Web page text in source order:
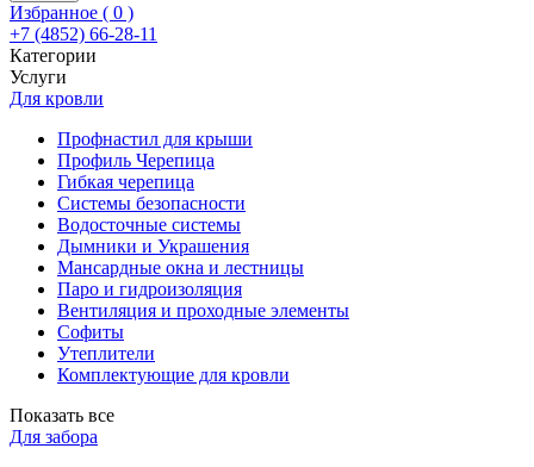
Избранное ( 0 )
+7 (4852) 66-28-11
Категории
Услуги
Для кровли
Профнастил для крыши
Профиль Черепица
Гибкая черепица
Системы безопасности
Водосточные системы
Дымники и Украшения
Мансардные окна и лестницы
Паро и гидроизоляция
Вентиляция и проходные элементы
Софиты
Утеплители
Комплектующие для кровли
Показать все
Для забора